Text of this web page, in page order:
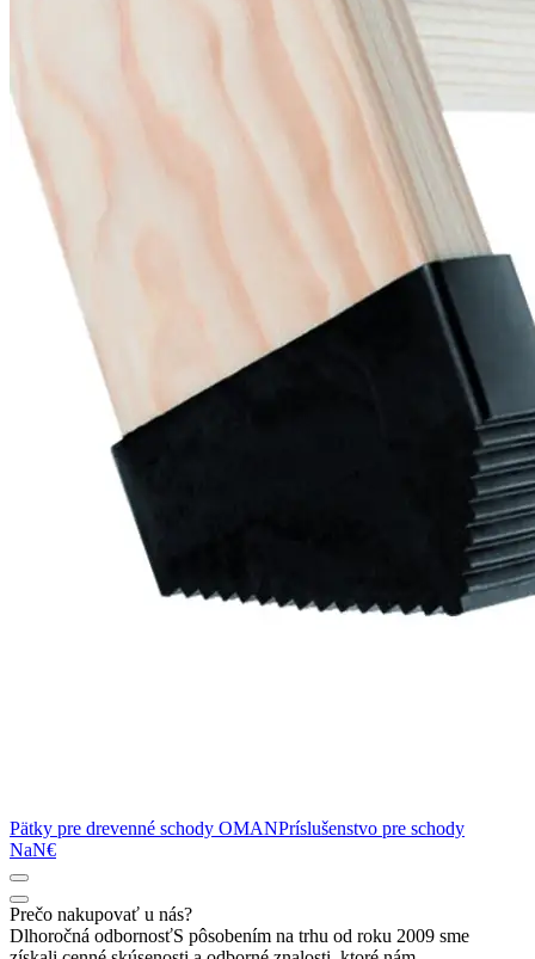
Pätky pre drevenné schody OMANPríslušenstvo pre schody
NaN€
Prečo nakupovať u nás?
Dlhoročná odbornosťS pôsobením na trhu od roku 2009 sme